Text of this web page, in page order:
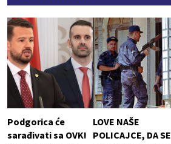
Podgorica će
sarađivati sa OVK!
LOVE NAŠE
POLICAJCE, DA SE